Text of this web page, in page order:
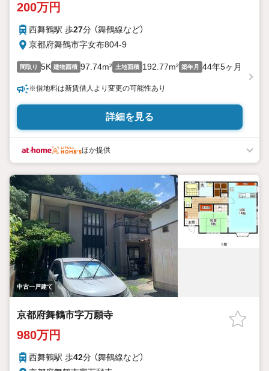
200万円
西舞鶴駅 歩27分 （舞鶴線など）
京都府舞鶴市字女布804-9
間取り 5K 建物面積 97.74m² 土地面積 192.77m² 築年月 44年5ヶ月
※借地料は新賃借人より変更の可能性あり
詳細を見る
ほか提供
中古一戸建て
京都府舞鶴市字万願寺
980万円
西舞鶴駅 歩42分 （舞鶴線など）